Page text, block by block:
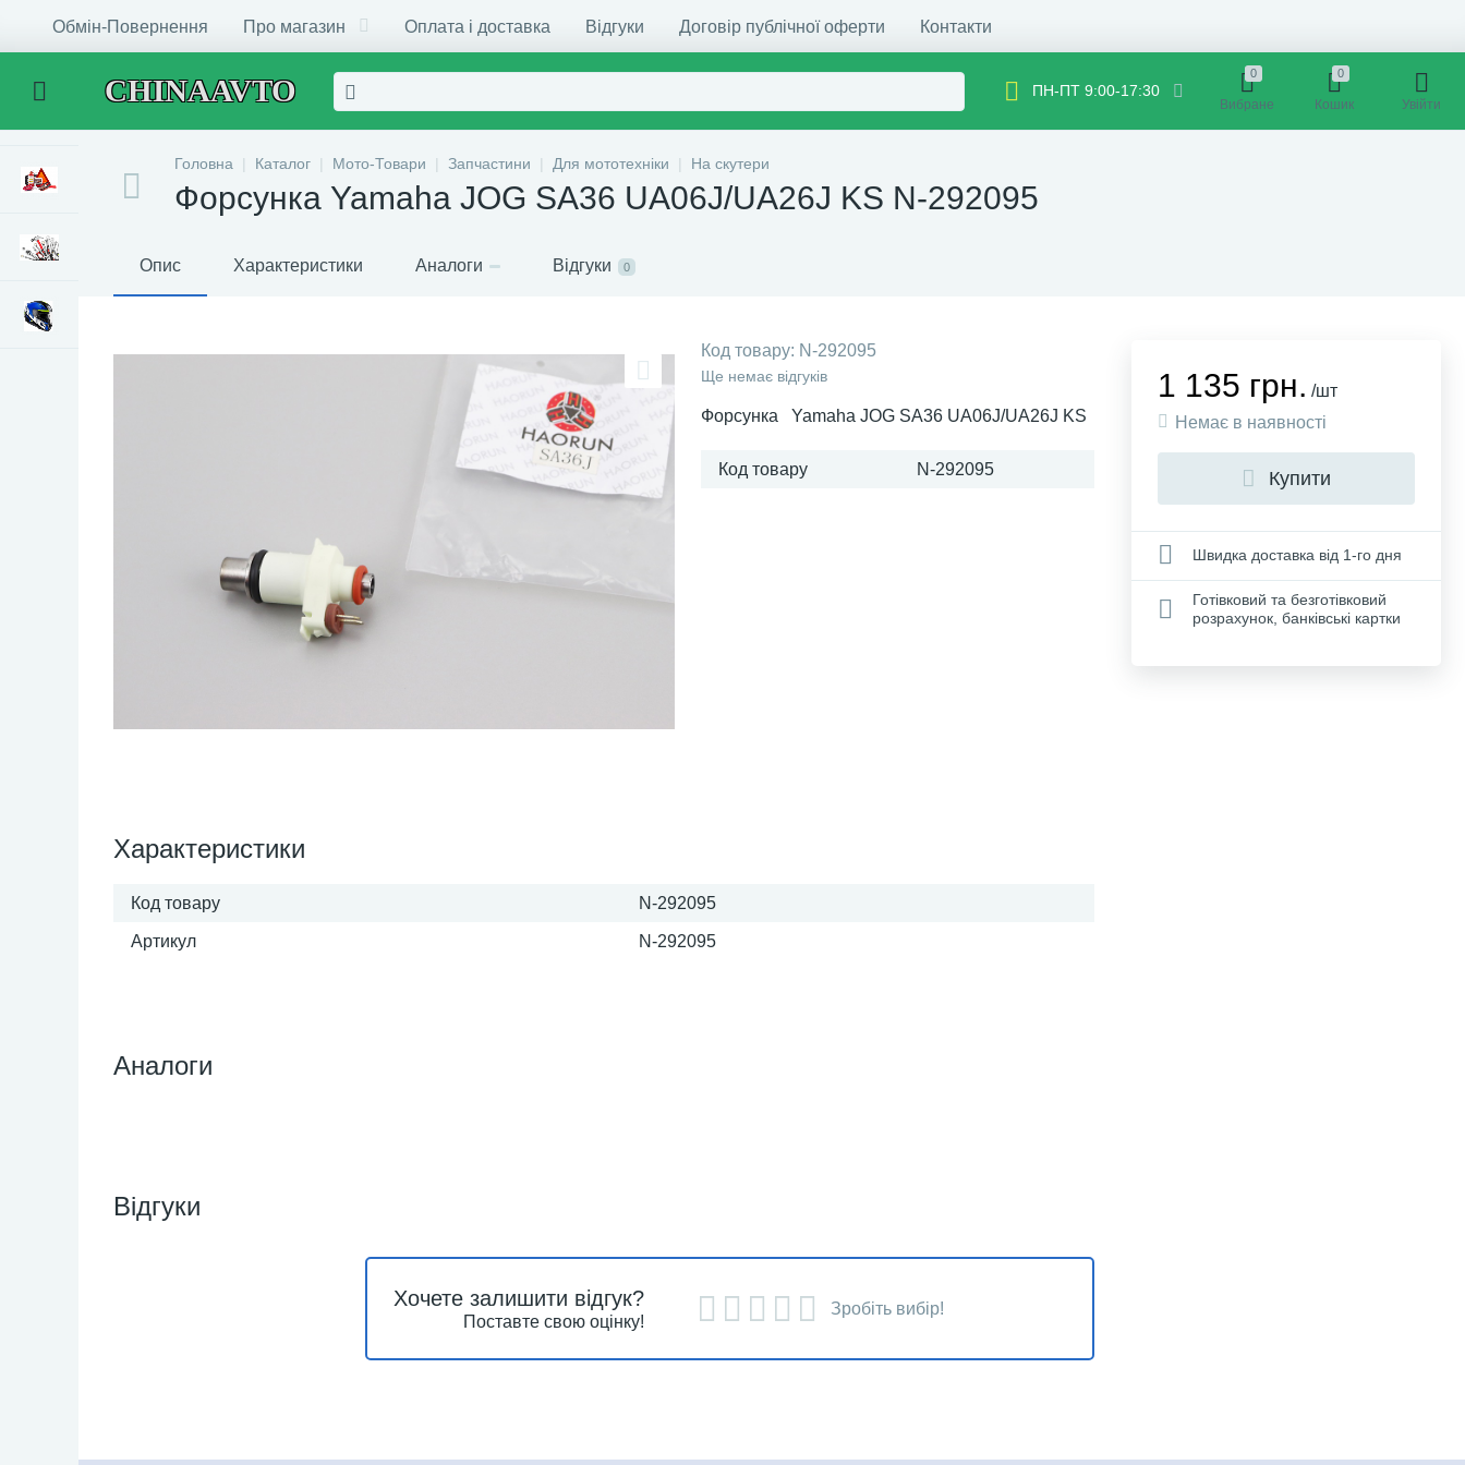
Обмін-Повернення Про магазин Оплата і доставка Відгуки Договір публічної оферти Контакти
CHINAAVTO ПН-ПТ 9:00-17:30
0
Вибране
0
Кошик Увійти
Головна Каталог Мото-Товари Запчастини Для мототехніки На скутери
Форсунка Yamaha JOG SA36 UA06J/UA26J KS N-292095
Опис Характеристики Аналоги Відгуки 0
Код товару: N-292095
Ще немає відгуків
Форсунка Yamaha JOG SA36 UA06J/UA26J KS
Код товару N-292095
Характеристики
Код товару N-292095
Артикул N-292095
1 135 грн. /шт
Немає в наявності
Купити
Швидка доставка від 1-го дня
Готівковий та безготівковий
розрахунок, банківські картки
Аналоги
Відгуки
Хочете залишити відгук?
Поставте свою оцінку!
Зробіть вибір!